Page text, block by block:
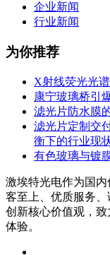
企业新闻
行业新闻
为你推荐
X射线荧光光
康宁玻璃桥引
滤光片防水膜
滤光片定制交
衡下的行业现
有色玻璃与镀
激埃特光电作为国
客至上、优质服务、
创新核心价值观，
体验。